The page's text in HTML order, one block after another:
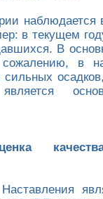
наблюдается
в текущем
В
в